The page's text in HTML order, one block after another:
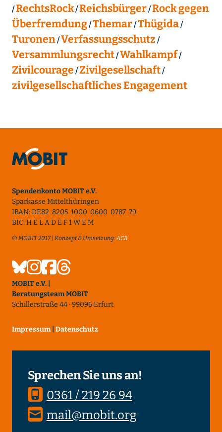
RechtsRock Reichsbürger Rock gegen
Überfremdung Themar Thügida
Turonen Verfassungsschutz
Versammlungsrecht Wahlkampf
Zivilcourage Zivilgesellschaft
zivilgesellschaftliches Engagement
Spendenkonto MOBIT e.V.
Sparkasse Mittelthüringen
IBAN: DE82 8205 1000 0600 0787 79
BIC: H E L A D E F 1 W E M
© MOBIT 2017 | Konzept & Umsetzung:ACB
MOBIT e.V. |
Beratungsteam MOBIT
Schillerstraße 44 · 99096 Erfurt
Impressum Datenschutz
Sprechen Sie uns an!
0361 / 219 26 94
mail@mobit.org